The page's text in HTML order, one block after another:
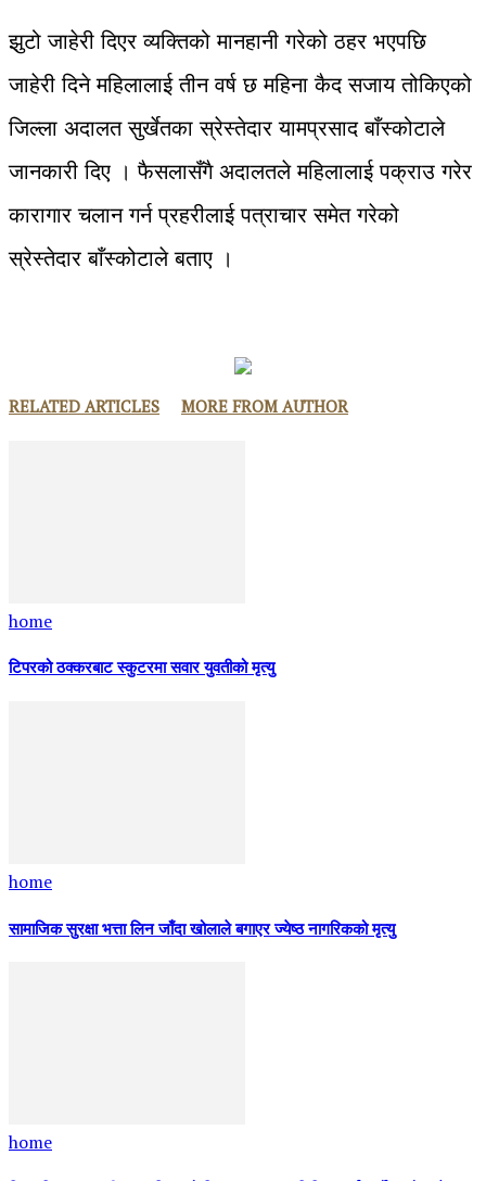
झुटो जाहेरी दिएर व्यक्तिको मानहानी गरेको ठहर भएपछि
जाहेरी दिने महिलालाई तीन वर्ष छ महिना कैद सजाय तोकिएको
जिल्ला अदालत सुर्खेतका स्रेस्तेदार यामप्रसाद बाँस्कोटाले
जानकारी दिए । फैसलासँगै अदालतले महिलालाई पक्राउ गरेर
कारागार चलान गर्न प्रहरीलाई पत्राचार समेत गरेको
स्रेस्तेदार बाँस्कोटाले बताए ।
RELATED ARTICLES MORE FROM AUTHOR
home
टिपरको ठक्करबाट स्कुटरमा सवार युवतीको मृत्यु
home
सामाजिक सुरक्षा भत्ता लिन जाँदा खोलाले बगाएर ज्येष्ठ नागरिकको मृत्यु
home